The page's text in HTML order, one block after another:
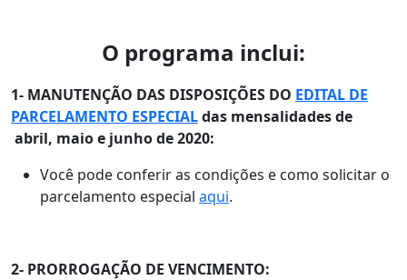
O programa inclui:
1- MANUTENÇÃO DAS DISPOSIÇÕES DO EDITAL DE
PARCELAMENTO ESPECIALdas mensalidades de
abril, maio e junho de 2020:
Você pode conferir as condições e como solicitar o
parcelamento especial aqui.
2- PRORROGAÇÃO DE VENCIMENTO: